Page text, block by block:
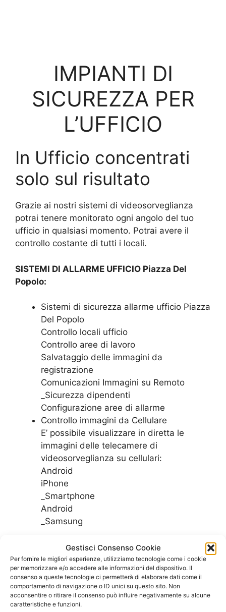
Gestisci Consenso Cookie
Per fornire le migliori esperienze, utilizziamo tecnologie come i cookie
per memorizzare e/o accedere alle informazioni del dispositivo. Il
consenso a queste tecnologie ci permetterà di elaborare dati come il
comportamento di navigazione o ID unici su questo sito. Non
acconsentire o ritirare il consenso può influire negativamente su alcune
caratteristiche e funzioni.
IMPIANTI DI
SICUREZZA PER
L’UFFICIO
In Ufficio concentrati
solo sul risultato
Grazie ai nostri sistemi di videosorveglianza
potrai tenere monitorato ogni angolo del tuo
ufficio in qualsiasi momento. Potrai avere il
controllo costante di tutti i locali.
SISTEMI DI ALLARME UFFICIO Piazza Del
Popolo:
Sistemi di sicurezza allarme ufficio Piazza
Del Popolo
Controllo locali ufficio
Controllo aree di lavoro
Salvataggio delle immagini da
registrazione
Comunicazioni Immagini su Remoto
_Sicurezza dipendenti
Configurazione aree di allarme
Controllo immagini da Cellulare
E’ possibile visualizzare in diretta le
immagini delle telecamere di
videosorveglianza su cellulari:
Android
iPhone
_Smartphone
Android
_Samsung
Controlla le nostre offerte per vedere quale
piano tarriffario di adatta meglio alle esigenze
del tuo ufficio
SCOPRI LE OFFERTE PER L’UFFICIO